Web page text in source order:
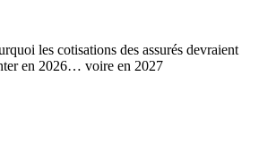
les cotisations des assurés devraient
en 2026… voire en 2027